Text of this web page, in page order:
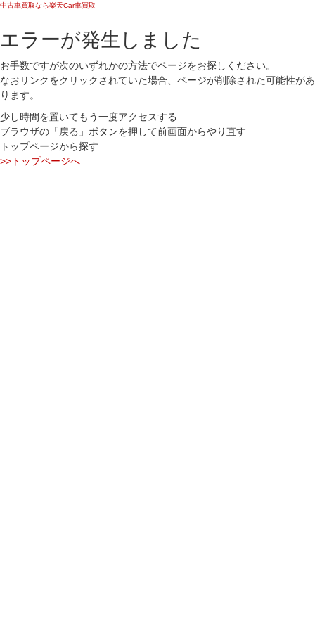
中古車買取なら楽天Car車買取
エラーが発生しました
お手数ですが次のいずれかの方法でページをお探しください。
なおリンクをクリックされていた場合、ページが削除された可能性があ
ります。
少し時間を置いてもう一度アクセスする
ブラウザの「戻る」ボタンを押して前画面からやり直す
トップページから探す
>>トップページへ